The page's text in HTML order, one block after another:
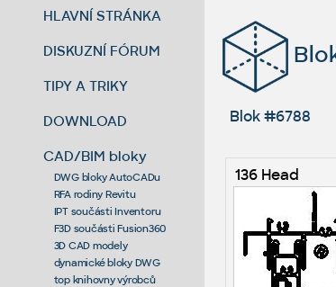
HLAVNÍ STRÁNKA
DISKUZNÍ FÓRUM
TIPY A TRIKY
DOWNLOAD
CAD/BIM bloky
DWG bloky AutoCADu
RFA rodiny Revitu
IPT součásti Inventoru
F3D součásti Fusion360
3D CAD modely
dynamické bloky DWG
top knihovny výrobců
Blok #6788
136 Head